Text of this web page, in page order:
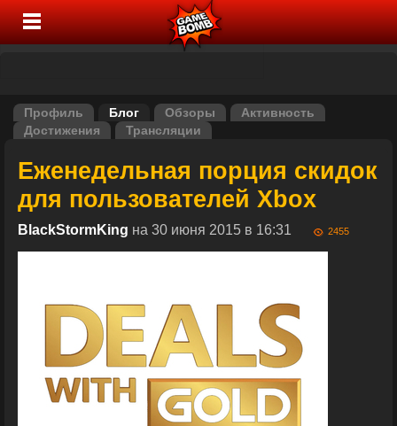
Профиль Блог Обзоры
Активность
Достижения
Трансляции
Еженедельная порция скидок
для пользователей Xbox
BlackStormKing на 30 июня 2015 в 16:31 2455